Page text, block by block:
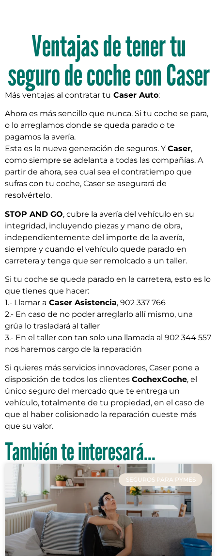
Ventajas de tener tu
seguro de coche con Caser
Más ventajas al contratar tu Caser Auto:
Ahora es más sencillo que nunca. Si tu coche se para,
o lo arreglamos donde se queda parado o te
pagamos la avería.
Esta es la nueva generación de seguros. Y Caser,
como siempre se adelanta a todas las compañías. A
partir de ahora, sea cual sea el contratiempo que
sufras con tu coche, Caser se asegurará de
resolvértelo.
STOP AND GO, cubre la avería del vehículo en su
integridad, incluyendo piezas y mano de obra,
independientemente del importe de la avería,
siempre y cuando el vehículo quede parado en
carretera y tenga que ser remolcado a un taller.
Si tu coche se queda parado en la carretera, esto es lo
que tienes que hacer:
1.- Llamar a Caser Asistencia, 902 337 766
2.- En caso de no poder arreglarlo allí mismo, una
grúa lo trasladará al taller
3.- En el taller con tan solo una llamada al 902 344 557
nos haremos cargo de la reparación
Si quieres más servicios innovadores, Caser pone a
disposición de todos los clientes CochexCoche, el
único seguro del mercado que te entrega un
vehículo, totalmente de tu propiedad, en el caso de
que al haber colisionado la reparación cueste más
que su valor.
También te interesará...
SEGUROS PARA PYMES